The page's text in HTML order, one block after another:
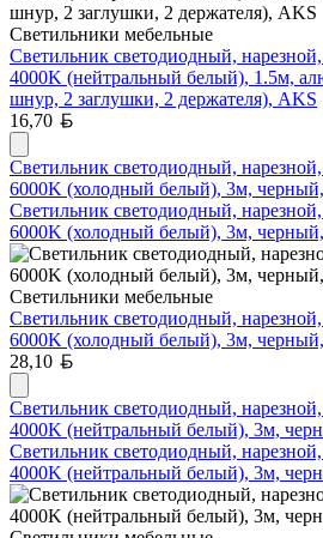
Светильники мебельные
Светильник светодиодный,
4000K (нейтральный белый), 1.5м,
шнур, 2 заглушки, 2 держателя), AKS
16,70
Светильник светодиодный,
6000K (холодный белый), 3м,
Светильник светодиодный,
6000K (холодный белый), 3м,
Светильники мебельные
Светильник светодиодный,
6000K (холодный белый), 3м,
28,10
Светильник светодиодный,
4000K (нейтральный белый), 3м,
Светильник светодиодный,
4000K (нейтральный белый), 3м,